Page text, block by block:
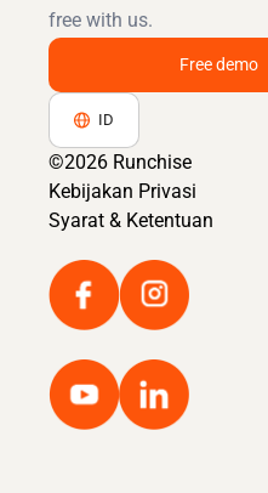
free with us.
Free demo
ID
©2026 Runchise
Kebijakan Privasi
Syarat & Ketentuan